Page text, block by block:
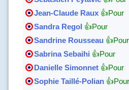
Jean-Claude Raux 👍Pour
Sandra Regol 👍Pour
Sandrine Rousseau 👍Pour
Sabrina Sebaihi 👍Pour
Danielle Simonnet 👍Pour
Sophie Taillé-Polian 👍Pour